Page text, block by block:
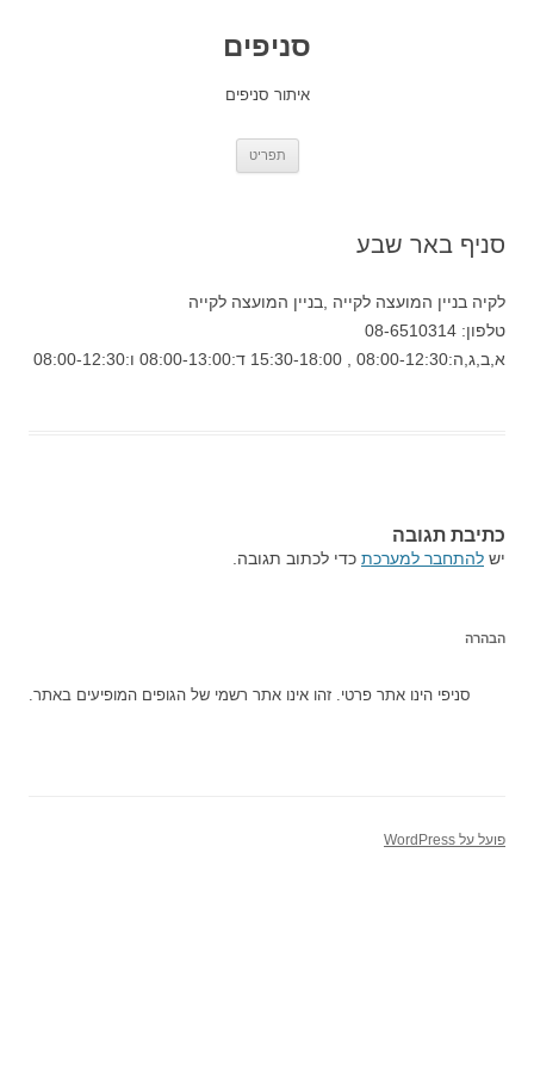
סניפים
איתור סניפים
תפריט
סניף באר שבע
לקיה בניין המועצה לקייה ,בניין המועצה לקייה
טלפון: 08-6510314
א,ב,ג,ה:08:00-12:30 , 15:30-18:00 ד:08:00-13:00 ו:08:00-12:30
כתיבת תגובה
יש להתחבר למערכת כדי לכתוב תגובה.
הבהרה
סניפי הינו אתר פרטי. זהו אינו אתר רשמי של הגופים המופיעים באתר.
פועל על WordPress